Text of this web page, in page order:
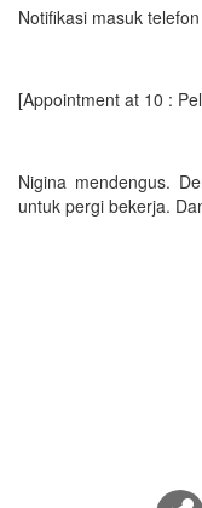
Notifikasi masuk
[Appointment at 10 :
Nigina mendengus.
untuk pergi bekerja.